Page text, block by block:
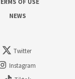
OF USE
NEWS
Twitter
Instagram